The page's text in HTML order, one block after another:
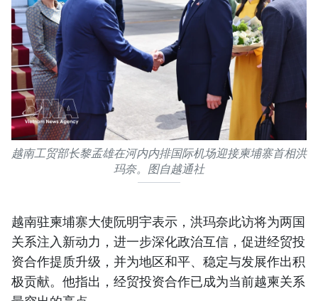
越南工贸部长黎孟雄在河内内排国际机场迎接柬埔寨首相洪
玛奈。图自越通社
越南驻柬埔寨大使阮明宇表示，洪玛奈此访将为两国
关系注入新动力，进一步深化政治互信，促进经贸投
资合作提质升级，并为地区和平、稳定与发展作出积
极贡献。他指出，经贸投资合作已成为当前越柬关系